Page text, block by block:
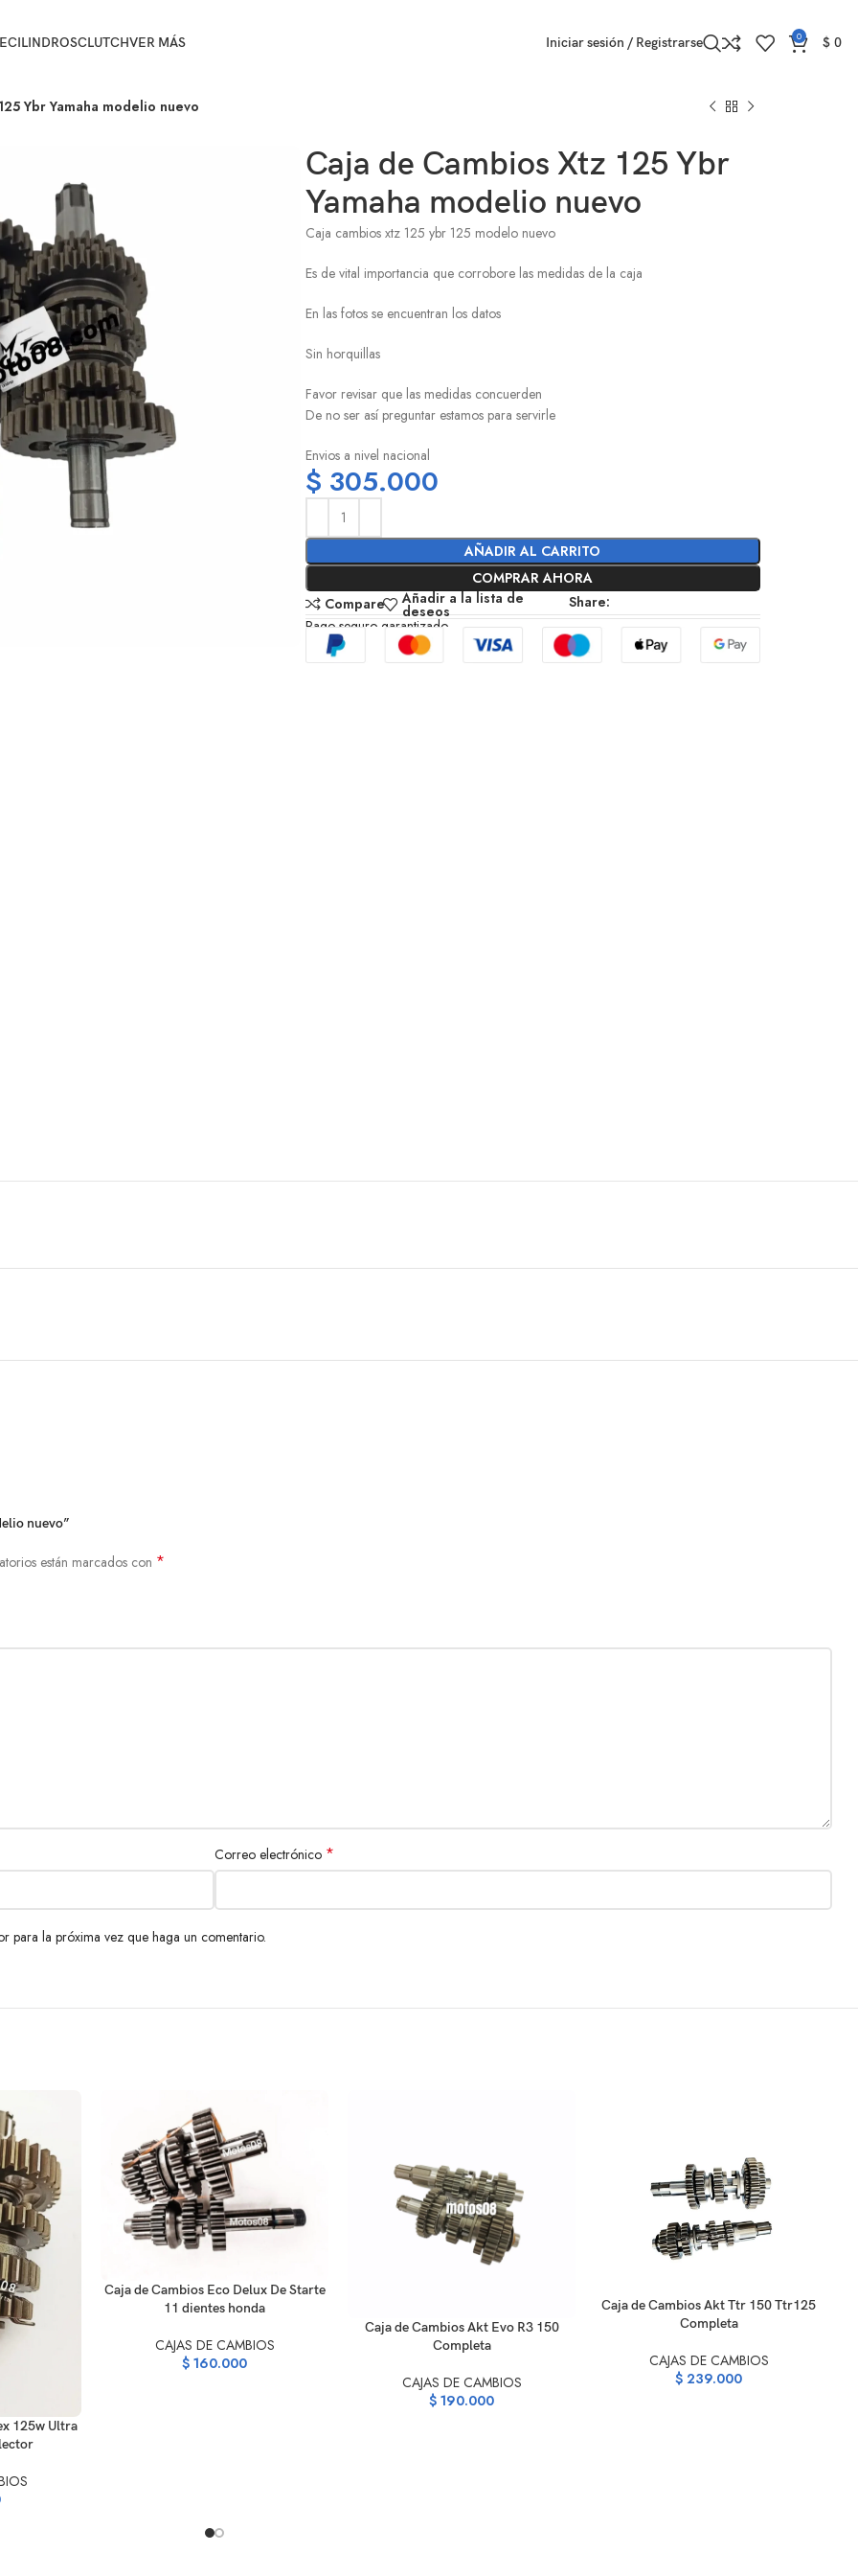
CILINDROSCLUTCHVER MÁS Iniciar sesión / Registrarse 0 $ 0
Ybr Yamaha modelio nuevo
Caja de Cambios Xtz 125 Ybr
Yamaha modelio nuevo
Caja cambios xtz 125 ybr 125 modelo nuevo
Es de vital importancia que corrobore las medidas de la caja
En las fotos se encuentran los datos
Sin horquillas
Favor revisar que las medidas concuerden
De no ser así preguntar estamos para servirle
Envios a nivel nacional
$ 305.000
AÑADIR AL CARRITO
COMPRAR AHORA
Compare
Añadir a la lista de
deseos
Share:
Pago seguro garantizado
nuevo”
están marcados con *
Correo electrónico *
para la próxima vez que haga un comentario.
125w Ultra
AÑADIR AL CARRITO
Caja de Cambios Eco Delux De Starte
11 dientes honda
CAJAS DE CAMBIOS
$ 160.000
AÑADIR AL CARRITO
Caja de Cambios Akt Evo R3 150
Completa
CAJAS DE CAMBIOS
$ 190.000
AÑADIR AL CARRITO
Caja de Cambios Akt Ttr 150 Ttr125
Completa
CAJAS DE CAMBIOS
$ 239.000